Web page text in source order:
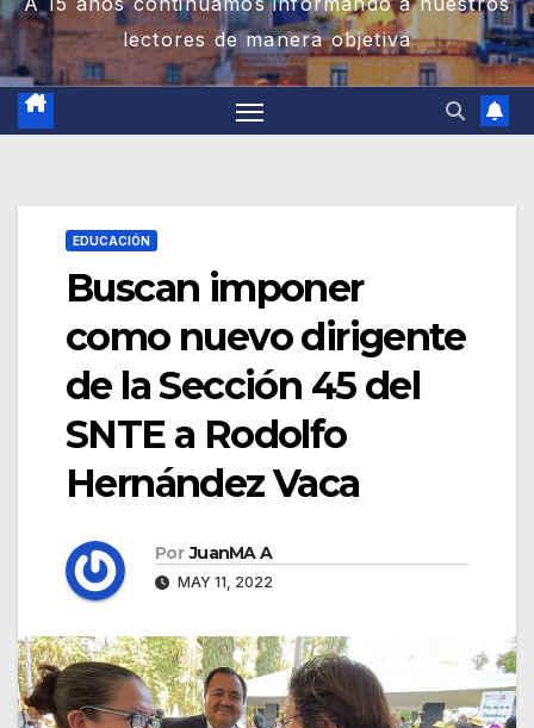
lectores de manera objetiva
EDUCACIÓN
Buscan imponer
como nuevo dirigente
de la Sección 45 del
SNTE a Rodolfo
Hernández Vaca
Por JuanMA A
MAY 11, 2022